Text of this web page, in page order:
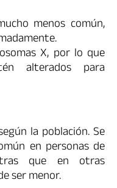
menos común,
X, por lo que
alterados para
la población. Se
en personas de
que en otras
ser menor.